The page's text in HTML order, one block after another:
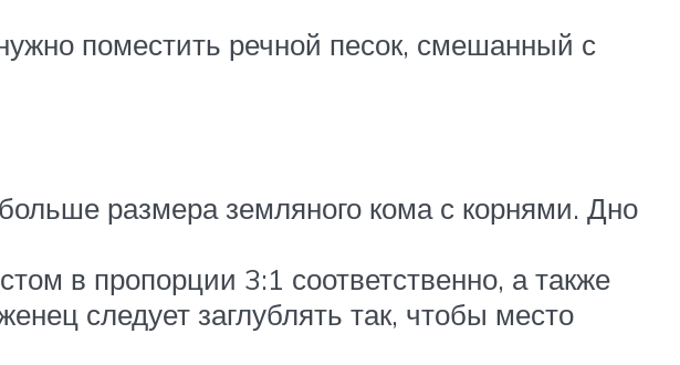
поместить речной песок, смешанный с
размера земляного кома с корнями. Дно
в пропорции 3:1 соответственно, а также
следует заглублять так, чтобы место